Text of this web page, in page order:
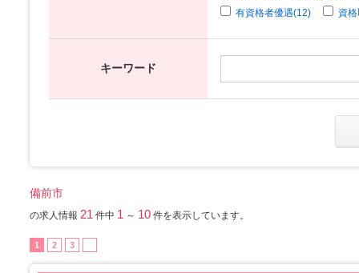
有資格者優遇(12)
資
キーワード
備前市
の求人情報 21 件中 1 ～ 10 件を表示しています。
1 2 3